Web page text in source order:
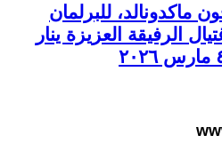
ماكدونالد، للبرلمان
الرفيقة العزيزة ينار